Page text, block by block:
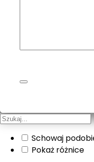
Schowaj
Pokaż różnice